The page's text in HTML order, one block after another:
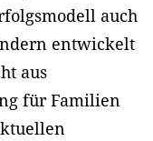
auch
entwickelt
aus
für Familien